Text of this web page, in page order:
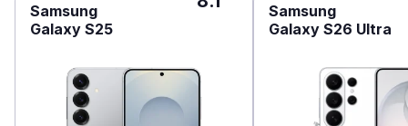
Samsung
Galaxy S25
Samsung
Galaxy S26 Ultra